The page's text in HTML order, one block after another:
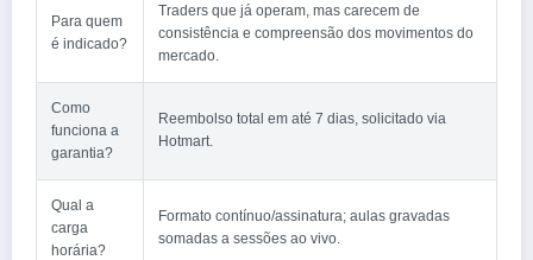
Para quem
é indicado?
Traders que já operam, mas carecem de
consistência e compreensão dos movimentos do
mercado.
Como
funciona a
garantia?
Reembolso total em até 7 dias, solicitado via
Hotmart.
Qual a
carga
horária?
Formato contínuo/assinatura; aulas gravadas
somadas a sessões ao vivo.